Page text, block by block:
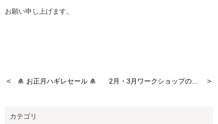
お願い申し上げます。
＜ 🎍 お正月ハギレセール 🎍 ＞
カテゴリ